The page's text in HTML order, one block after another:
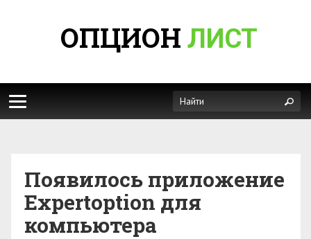
ОПЦИОН ЛИСТ
Появилось приложение
Expertoption для
компьютера